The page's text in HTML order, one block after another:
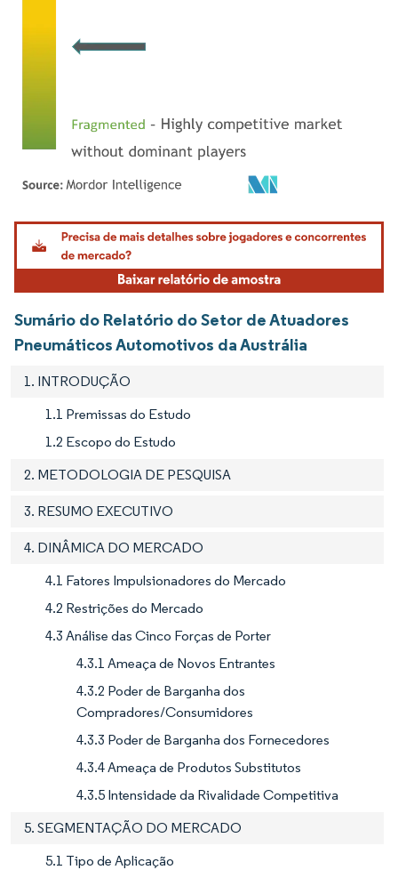
Imagem © Mordor Intelligence. O reuso requer atribuição conforme CC BY 4.0.
Sumário do Relatório do Setor de Atuadores
Pneumáticos Automotivos da Austrália
1. INTRODUÇÃO
1.1 Premissas do Estudo
1.2 Escopo do Estudo
2. METODOLOGIA DE PESQUISA
3. RESUMO EXECUTIVO
4. DINÂMICA DO MERCADO
4.1 Fatores Impulsionadores do Mercado
4.2 Restrições do Mercado
4.3 Análise das Cinco Forças de Porter
4.3.1 Ameaça de Novos Entrantes
4.3.2 Poder de Barganha dos
Compradores/Consumidores
4.3.3 Poder de Barganha dos Fornecedores
4.3.4 Ameaça de Produtos Substitutos
4.3.5 Intensidade da Rivalidade Competitiva
5. SEGMENTAÇÃO DO MERCADO
5.1 Tipo de Aplicação